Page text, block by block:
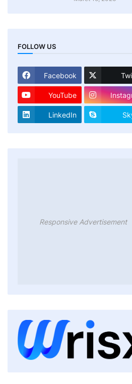
FOLLOW US
Facebook
YouTube
LinkedIn
Responsive Advertisement